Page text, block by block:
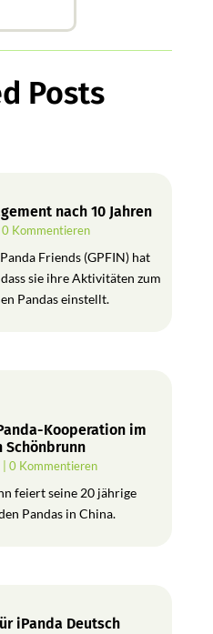
Posts
nach 10 Jahren
| 0 Kommentieren
Friends (GPFIN) hat
sie ihre Aktivitäten zum
Pandas einstellt.
Kooperation im
Schönbrunn
| 0 Kommentieren
feiert seine 20 jährige
Pandas in China.
iPanda Deutsch